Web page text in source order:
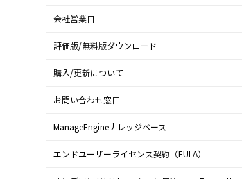
会社営業日
評価版/無料版ダウンロード
購入/更新について
お問い合わせ窓口
ManageEngineナレッジベース
エンドユーザーライセンス契約（EULA）